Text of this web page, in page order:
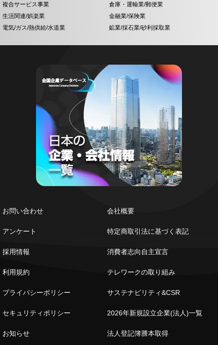
複合サービス事業
倉庫・運輸業/郵便業
生活関連/娯楽業
金融業/保険業
電気/ガス/熱供給/水道業
鉱業/採石業/砂利採取業
お問い合わせ
アンケート
採用情報
利用規約
プライバシーポリシー
セキュリティポリシー
お知らせ
会社概要
特定商取引法に基づく表記
消費者志向自主宣言
テレワークの取り組み
サステナビリティ&CSR
2026年新規設立企業(法人)一覧
法人登記簿謄本取得